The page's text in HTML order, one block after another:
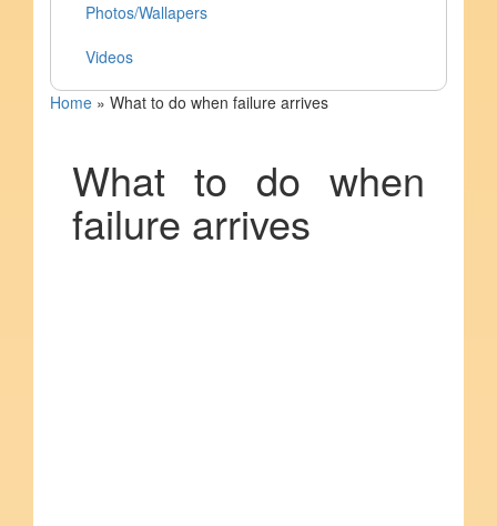
Photos/Wallapers
Videos
Home » What to do when failure arrives
What to do when
failure arrives